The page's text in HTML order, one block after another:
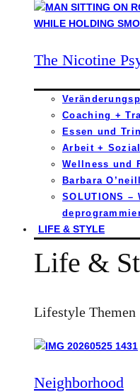
The Nicotine
Coaching +
Essen und
Arbeit +
Wellness und
Barbara O’neill
SOLUTIONS
LIFE & STYLE
Life &
Lifestyle Themen
Neighborhood